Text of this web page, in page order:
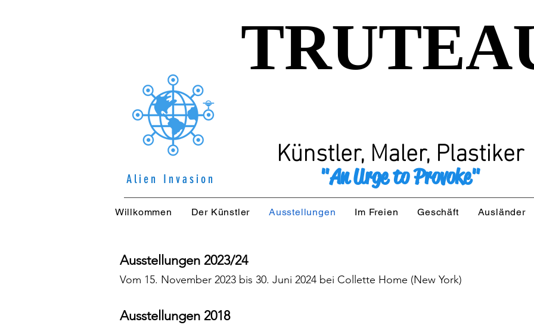
Künstler, Maler, Plastiker
Alien Invasion "An Urge to Provoke"
Willkommen Der Künstler Ausstellungen Im Freien Geschäft Ausländer
Ausstellungen 2023/24
Vom 15. November 2023 bis 30. Juni 2024 bei Collette Home (New York)
Ausstellungen 2018